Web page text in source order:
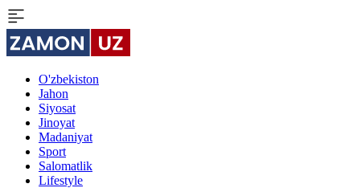
O'zbekiston
Jahon
Siyosat
Jinoyat
Madaniyat
Sport
Salomatlik
Lifestyle